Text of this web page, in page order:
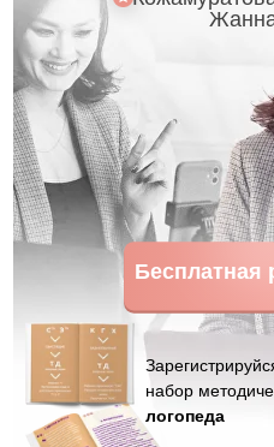
Бесплатная
набор
логопеда